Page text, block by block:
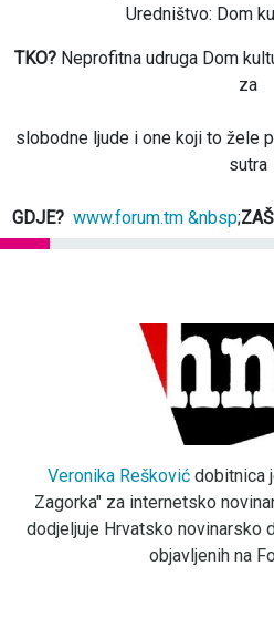
Uredništvo: Dom
TKO?Neprofitna udruga Dom
za
slobodne ljude i one koji to žele
sutra
GDJE? www.forum.tm &nbsp;
Veronika Rešković dobitnica
Zagorka" za internetsko
dodjeljuje Hrvatsko novinarsko
objavljenih na